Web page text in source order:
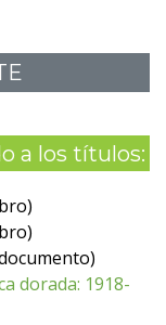
a los títulos:
dorada: 1918-